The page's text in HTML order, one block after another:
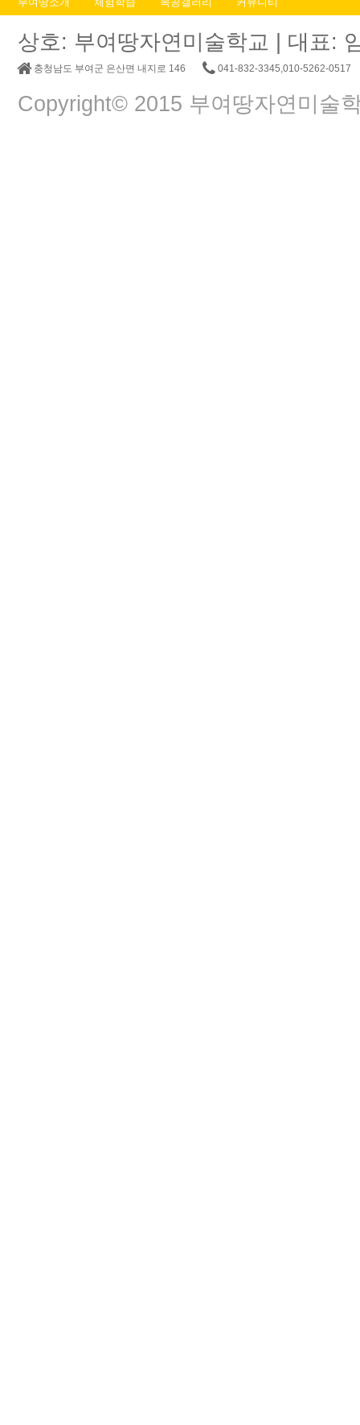
상호: 부여땅자연미술학교 | 대표:
충청남도 부여군 은산면 내지로 146 041-832-3345,010-5262-0517
Copyright© 2015 부여땅자연미술